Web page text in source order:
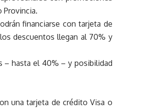
Provincia.
financiarse con tarjeta de
descuentos llegan al 70% y
– hasta el 40% – y posibilidad
una tarjeta de crédito Visa o